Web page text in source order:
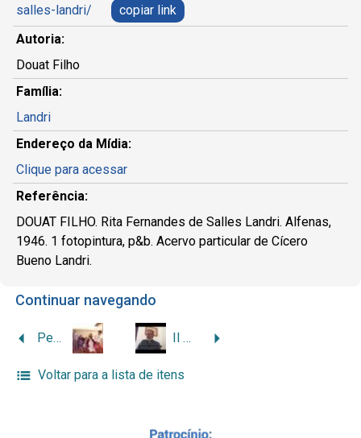
salles-landri/
copiar link
Autoria:
Douat Filho
Família:
Landri
Endereço da Mídia:
Clique para acessar
Referência:
DOUAT FILHO. Rita Fernandes de Salles Landri. Alfenas,
1946. 1 fotopintura, p&b. Acervo particular de Cícero
Bueno Landri.
Continuar navegando
Pedro Landri em Alfenas Il modello italiano dell’agriturismo: una soluzione per la piccola impresa
Voltar para a lista de itens